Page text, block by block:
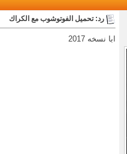
رد: تحميل الفوتوشوب مع الكراك
ابا نسخه 2017